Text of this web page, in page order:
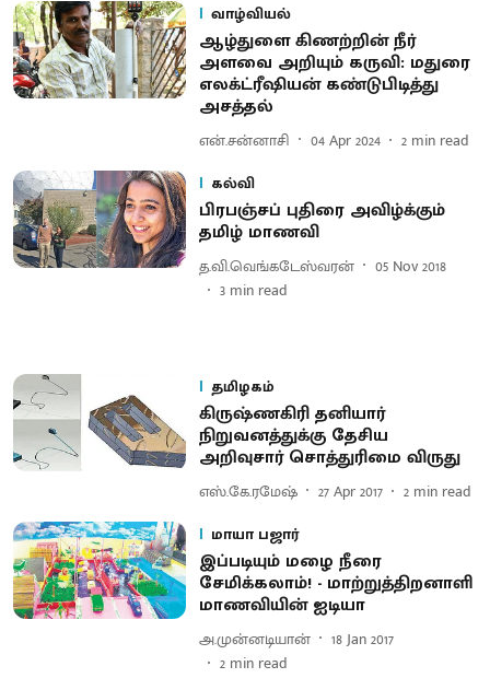
வாழ்வியல்
ஆழ்துளை கிணற்றின் நீர்
அளவை அறியும் கருவி: மதுரை
எலக்ட்ரீஷியன் கண்டுபிடித்து
அசத்தல்
என்.சன்னாசி 04 Apr 2024 2 min read
கல்வி
பிரபஞ்சப் புதிரை அவிழ்க்கும்
தமிழ் மாணவி
த.வி.வெங்கடேஸ்வரன்
05 Nov 2018
3 min read
தமிழகம்
கிருஷ்ணகிரி தனியார்
நிறுவனத்துக்கு தேசிய
அறிவுசார் சொத்துரிமை விருது
எஸ்.கே.ரமேஷ் 27 Apr 2017 2 min read
மாயா பஜார்
இப்படியும் மழை நீரை
சேமிக்கலாம்! - மாற்றுத்திறனாளி
மாணவியின் ஐடியா
அ.முன்னடியான்
18 Jan 2017
2 min read